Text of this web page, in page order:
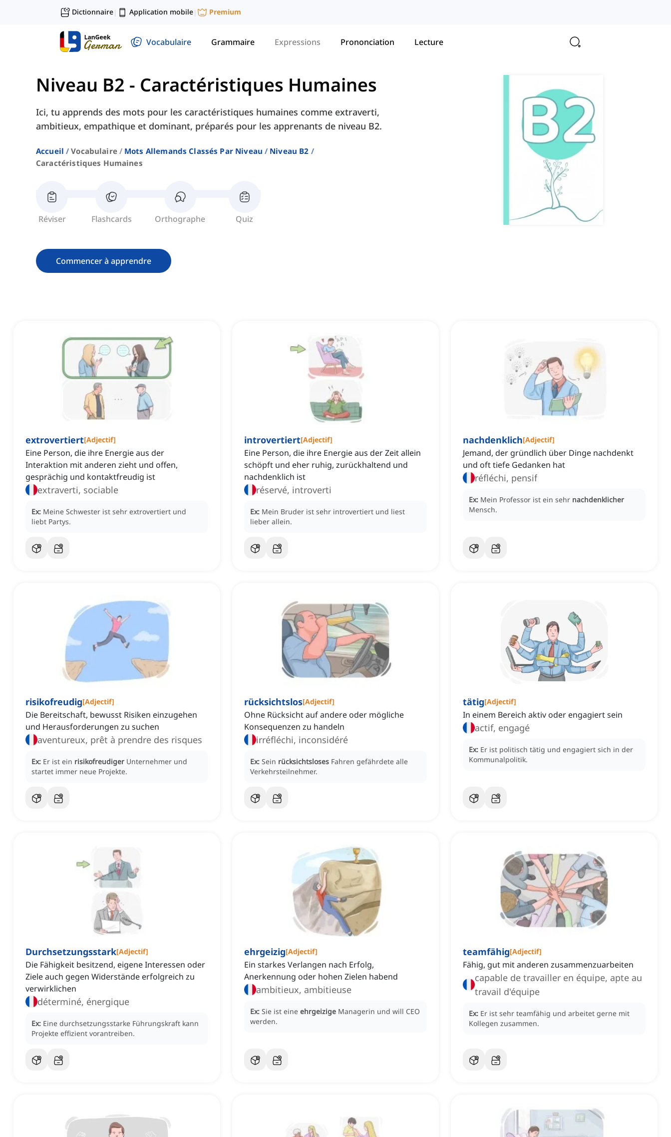
Dictionnaire| Application mobile| Premium
Vocabulaire Grammaire Expressions Prononciation Lecture
Niveau B2 - Caractéristiques Humaines
Ici, tu apprends des mots pour les caractéristiques humaines comme extraverti,
ambitieux, empathique et dominant, préparés pour les apprenants de niveau B2.
Accueil Vocabulaire Mots Allemands Classés Par Niveau
Niveau B2
Caractéristiques Humaines
Réviser Flashcards Orthographe Quiz
Commencer à apprendre
extrovertiert[Adjectif]
Eine Person, die ihre Energie aus der
Interaktion mit anderen zieht und offen,
gesprächig und kontaktfreudig ist
extraverti, sociable
Ex: Meine Schwester ist sehr extrovertiert und
liebt Partys.
introvertiert[Adjectif]
Eine Person, die ihre Energie aus der Zeit allein
schöpft und eher ruhig, zurückhaltend und
nachdenklich ist
réservé, introverti
Ex: Mein Bruder ist sehr introvertiert und liest
lieber allein.
nachdenklich[Adjectif]
Jemand, der gründlich über Dinge nachdenkt
und oft tiefe Gedanken hat
réfléchi, pensif
Ex: Mein Professor ist ein sehr nachdenklicher
Mensch.
risikofreudig[Adjectif]
Die Bereitschaft, bewusst Risiken einzugehen
und Herausforderungen zu suchen
aventureux, prêt à prendre des risques
Ex: Er ist ein risikofreudiger Unternehmer und
startet immer neue Projekte.
rücksichtslos[Adjectif]
Ohne Rücksicht auf andere oder mögliche
Konsequenzen zu handeln
irréfléchi, inconsidéré
Ex: Sein rücksichtsloses Fahren gefährdete alle
Verkehrsteilnehmer.
tätig[Adjectif]
In einem Bereich aktiv oder engagiert sein
actif, engagé
Ex: Er ist politisch tätig und engagiert sich in der
Kommunalpolitik.
Durchsetzungsstark[Adjectif]
Die Fähigkeit besitzend, eigene Interessen oder
Ziele auch gegen Widerstände erfolgreich zu
verwirklichen
déterminé, énergique
Ex: Eine durchsetzungsstarke Führungskraft kann
Projekte effizient vorantreiben.
ehrgeizig[Adjectif]
Ein starkes Verlangen nach Erfolg,
Anerkennung oder hohen Zielen habend
ambitieux, ambitieuse
Ex: Sie ist eine ehrgeizige Managerin und will CEO
werden.
teamfähig[Adjectif]
Fähig, gut mit anderen zusammenzuarbeiten
capable de travailler en équipe, apte au
travail d'équipe
Ex: Er ist sehr teamfähig und arbeitet gerne mit
Kollegen zusammen.